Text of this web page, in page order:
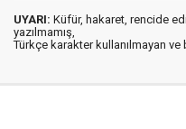
UYARI: Küfür, hakaret, rencide
yazılmamış,
Türkçe karakter kullanılmayan